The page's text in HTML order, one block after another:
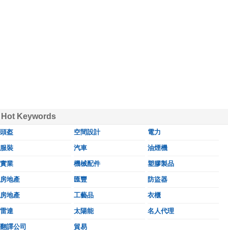
Hot Keywords
頭盔 空間設計 電力
服裝 汽車 油煙機
實業 機械配件 塑膠製品
房地產 匯豐 防盜器
房地產 工藝品 衣櫃
雷達 太陽能 名人代理
翻譯公司 貿易